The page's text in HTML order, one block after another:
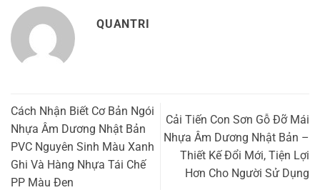
QUANTRI
Cách Nhận Biết Cơ Bản Ngói
Nhựa Âm Dương Nhật Bản
PVC Nguyên Sinh Màu Xanh
Ghi Và Hàng Nhựa Tái Chế
PP Màu Đen
Cải Tiến Con Sơn Gỗ Đỡ Mái
Nhựa Âm Dương Nhật Bản –
Thiết Kế Đổi Mới, Tiện Lợi
Hơn Cho Người Sử Dụng